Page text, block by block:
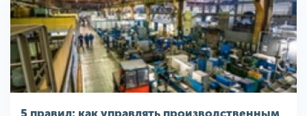
5 правил: как управлять производственным